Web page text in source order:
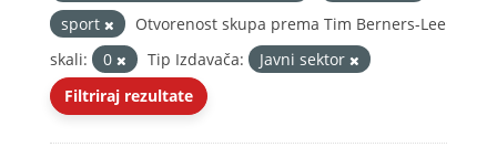
sport
Otvorenost skupa prema Tim Berners-Lee
skali:
0 Tip Izdavača:
Javni sektor
Filtriraj rezultate